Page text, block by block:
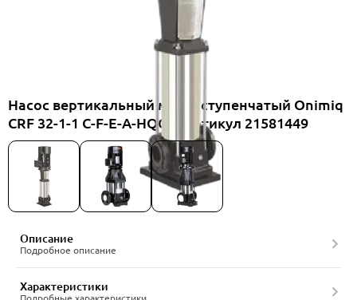
Насос вертикальный многоступенчатый Onimiq
CRF 32-1-1 C-F-E-A-HQQE, артикул 21581449
Описание
Подробное описание
Характеристики